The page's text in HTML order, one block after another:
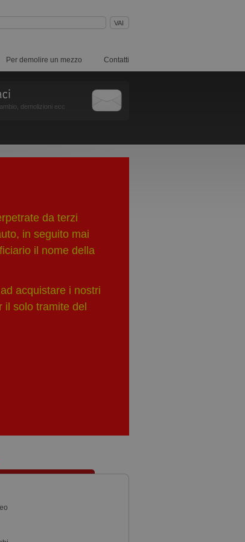
Per demolire un mezzo Contatti
demolizioni ecc
da terzi
in seguito mai
il nome della
acquistare i nostri
solo tramite del